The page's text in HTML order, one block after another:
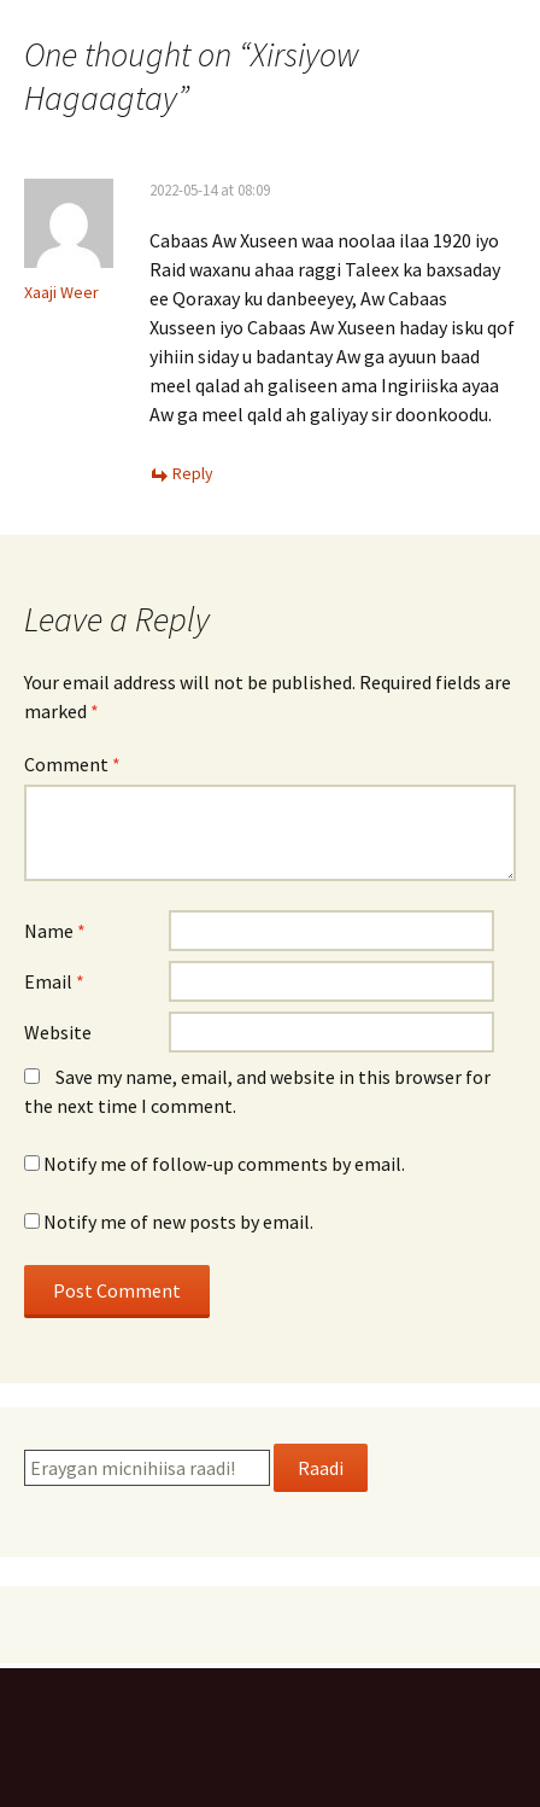
navigation
One thought on “Xirsiyow
Hagaagtay”
Xaaji Weer
2022-05-14 at 08:09
Cabaas Aw Xuseen waa noolaa ilaa 1920 iyo
Raid waxanu ahaa raggi Taleex ka baxsaday
ee Qoraxay ku danbeeyey, Aw Cabaas
Xusseen iyo Cabaas Aw Xuseen haday isku qof
yihiin siday u badantay Aw ga ayuun baad
meel qalad ah galiseen ama Ingiriiska ayaa
Aw ga meel qald ah galiyay sir doonkoodu.
Reply
Leave a Reply
Your email address will not be published. Required fields are
marked *
Comment *
Name *
Email *
Website
Save my name, email, and website in this browser for
the next time I comment.
Notify me of follow-up comments by email.
Notify me of new posts by email.
Raadi